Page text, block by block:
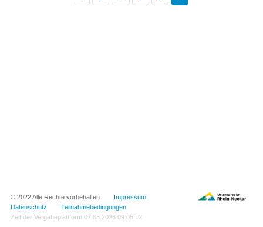
© 2022 Alle Rechte vorbehalten Impressum
Datenschutz
Teilnahmebedingungen
Zeit der Vergabeplattform 07.08.2026 09:05:12